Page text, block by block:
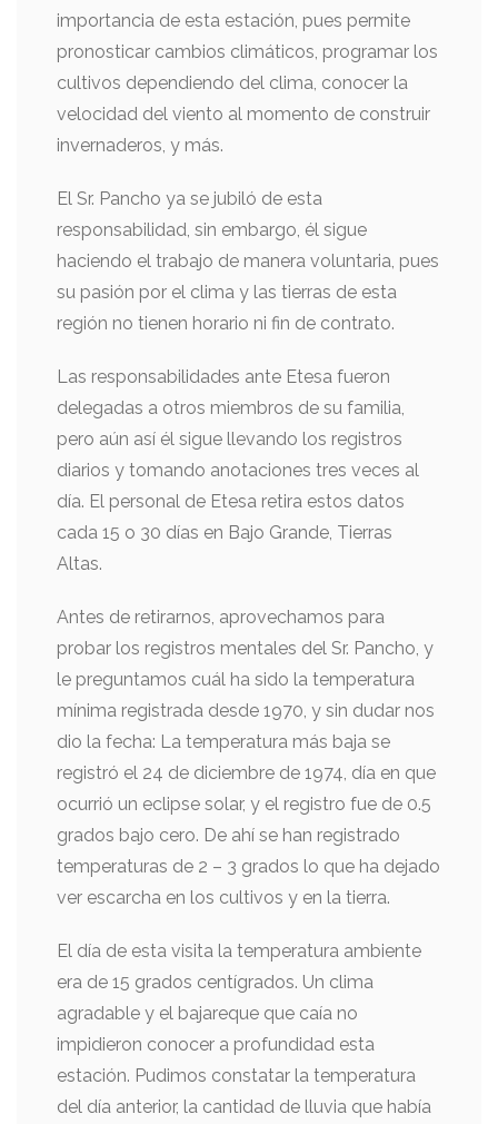
importancia de esta estación, pues permite
pronosticar cambios climáticos, programar los
cultivos dependiendo del clima, conocer la
velocidad del viento al momento de construir
invernaderos, y más.
El Sr. Pancho ya se jubiló de esta
responsabilidad, sin embargo, él sigue
haciendo el trabajo de manera voluntaria, pues
su pasión por el clima y las tierras de esta
región no tienen horario ni fin de contrato.
Las responsabilidades ante Etesa fueron
delegadas a otros miembros de su familia,
pero aún así él sigue llevando los registros
diarios y tomando anotaciones tres veces al
día. El personal de Etesa retira estos datos
cada 15 o 30 días en Bajo Grande, Tierras
Altas.
Antes de retirarnos, aprovechamos para
probar los registros mentales del Sr. Pancho, y
le preguntamos cuál ha sido la temperatura
mínima registrada desde 1970, y sin dudar nos
dio la fecha: La temperatura más baja se
registró el 24 de diciembre de 1974, día en que
ocurrió un eclipse solar, y el registro fue de 0.5
grados bajo cero. De ahí se han registrado
temperaturas de 2 – 3 grados lo que ha dejado
ver escarcha en los cultivos y en la tierra.
El día de esta visita la temperatura ambiente
era de 15 grados centígrados. Un clima
agradable y el bajareque que caía no
impidieron conocer a profundidad esta
estación. Pudimos constatar la temperatura
del día anterior, la cantidad de lluvia que había